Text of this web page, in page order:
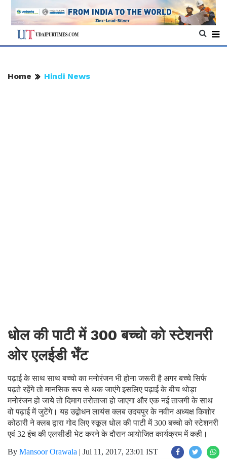
Home Hindi News
धोल की पाटी में 300 बच्चो को स्टेशनरी
ओर एलईडी भेँट
पढ़ाई के साथ साथ बच्चो का मनोरंजन भी होना जरूरी है अगर बच्चे सिर्फ
पढ़ते रहेंगे तो मानसिक रूप से थक जाएंगे इसलिए पढ़ाई के बीच थोड़ा
मनोरंजन हो जाये तो दिमाग तरोताजा हो जाएगा और एक नई ताजगी के साथ
वो पढ़ाई में जुटेंगे। यह उद्बोधन लायंस क्लब उदयपुर के नवीन अध्यक्ष किशोर
कोठारी ने क्लब द्वारा गोद लिए स्कूल धोल की पाटी में 300 बच्चो को स्टेशनरी
एवं 32 इंच की एलसीडी भेट करने के दौरान आयोजित कार्यक्रम में कही।
By Mansoor Orawala | Jul 11, 2017, 23:01 IST